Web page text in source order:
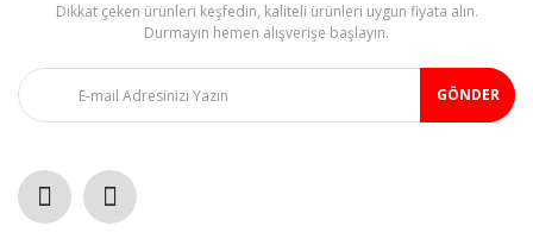
Ürün fiyatı diğer sitelerden daha pahalı.
Dikkat çeken ürünleri keşfedin, kaliteli ürünleri uygun fiyata alın.
Durmayın hemen alışverişe başlayın.
GÖNDER